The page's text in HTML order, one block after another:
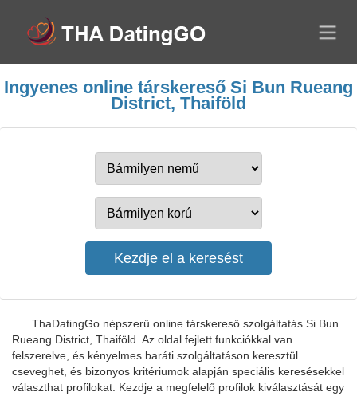
Ingyenes online társkereső Si Bun Rueang
District, Thaiföld
ThaDatingGo népszerű online társkereső szolgáltatás Si Bun
Rueang District, Thaiföld. Az oldal fejlett funkciókkal van
felszerelve, és kényelmes baráti szolgáltatáson keresztül
cseveghet, és bizonyos kritériumok alapján speciális keresésekkel
választhat profilokat. Kezdje a megfelelő profilok kiválasztását egy